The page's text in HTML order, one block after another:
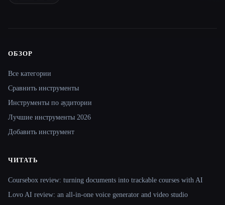
Site navigation
ОБЗОР
Все категории
Сравнить инструменты
Инструменты по аудитории
Лучшие инструменты 2026
Добавить инструмент
ЧИТАТЬ
Coursebox review: turning documents into trackable courses with AI
Lovo AI review: an all-in-one voice generator and video studio